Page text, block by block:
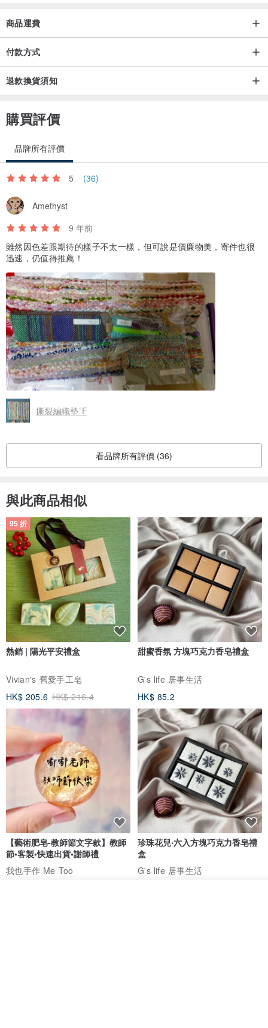
商品運費
付款方式
退款換貨須知
購買評價
品牌所有評價
5 (36)
Amethyst
9 年前
雖然因色差跟期待的樣子不太一樣，但可說是價廉物美，寄件也很
迅速，仍值得推薦！
撕裂編織墊˚F
看品牌所有評價 (36)
與此商品相似
95 折
熱銷 | 陽光平安禮盒
Vivian's 舊愛手工皂
HK$ 205.6 HK$ 216.4
甜蜜香氛 方塊巧克力香皂禮盒
G's life 居事生活
HK$ 85.2
【藝術肥皂-教師節文字款】教師
節•客製•快速出貨•謝師禮
我也手作 Me Too
珍珠花兒‧六入方塊巧克力香皂禮
盒
G's life 居事生活